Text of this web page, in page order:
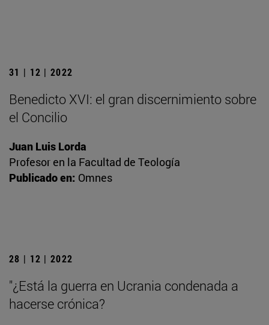
31 | 12 | 2022
Benedicto XVI: el gran discernimiento sobre
el Concilio
Juan Luis Lorda
Profesor en la Facultad de Teología
Publicado en: Omnes
28 | 12 | 2022
"¿Está la guerra en Ucrania condenada a
hacerse crónica?